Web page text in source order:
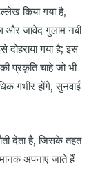
किया गया है,
और जावेद गुलाम नबी
गया है; इस
प्रकृति चाहे जो भी
गंभीर होंगे, सुनवाई
देता है, जिसके तहत
अपनाए जाते हैं